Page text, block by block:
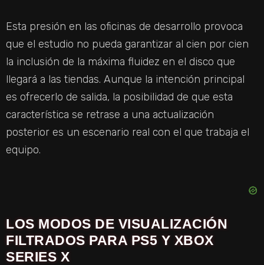
O
Esta presión en las oficinas de desarrollo provoca
que el estudio no pueda garantizar al cien por cien
la inclusión de la máxima fluidez en el disco que
llegará a las tiendas. Aunque la intención principal
es ofrecerlo de salida, la posibilidad de que esta
característica se retrase a una actualización
posterior es un escenario real con el que trabaja el
equipo.
LOS MODOS DE VISUALIZACIÓN
FILTRADOS PARA PS5 Y XBOX
SERIES X